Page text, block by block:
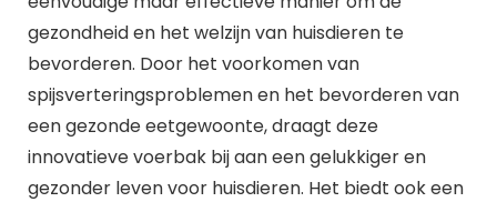
gezondheid en het welzijn van huisdieren te
bevorderen. Door het voorkomen van
spijsverteringsproblemen en het bevorderen van
een gezonde eetgewoonte, draagt deze
innovatieve voerbak bij aan een gelukkiger en
gezonder leven voor huisdieren. Het biedt ook een